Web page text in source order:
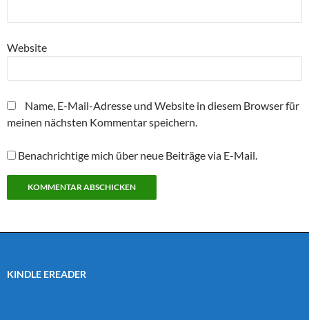
Website
Name, E-Mail-Adresse und Website in diesem Browser für
meinen nächsten Kommentar speichern.
Benachrichtige mich über neue Beiträge via E-Mail.
KINDLE EREADER